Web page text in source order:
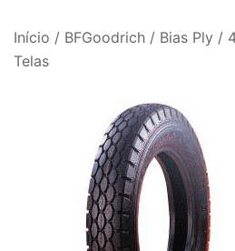
Início / BFGoodrich / Bias Ply /
Telas